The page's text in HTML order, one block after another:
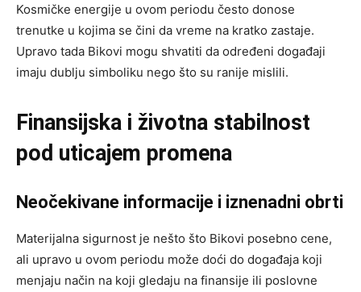
Kosmičke energije u ovom periodu često donose
trenutke u kojima se čini da vreme na kratko zastaje.
Upravo tada Bikovi mogu shvatiti da određeni događaji
imaju dublju simboliku nego što su ranije mislili.
Finansijska i životna stabilnost
pod uticajem promena
Neočekivane informacije i iznenadni obrti
Materijalna sigurnost je nešto što Bikovi posebno cene,
ali upravo u ovom periodu može doći do događaja koji
menjaju način na koji gledaju na finansije ili poslovne